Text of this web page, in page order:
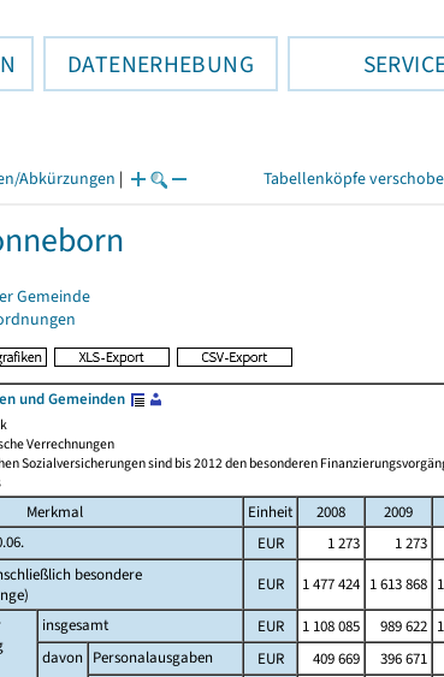
DATENERHEBUNG
Abkürzungen | Tabellenköpfe
Gemeinde
und Gemeinden
Verrechnungen
Sozialversicherungen sind bis 2012 den besonderen
Merkmal Einheit 2008 2009
EUR 1 273 1 273
besondere
EUR 1 477 424 1 613 868
insgesamt EUR 1 108 085 989 622
davon Personalausgaben EUR 409 669 396 671